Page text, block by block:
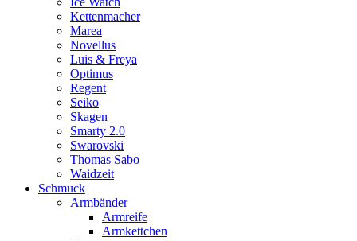
Kettenmacher
Marea
Novellus
Luis & Freya
Optimus
Regent
Seiko
Skagen
Smarty 2.0
Swarovski
Thomas Sabo
Waidzeit
Schmuck
Armbänder
Armreife
Armkettchen